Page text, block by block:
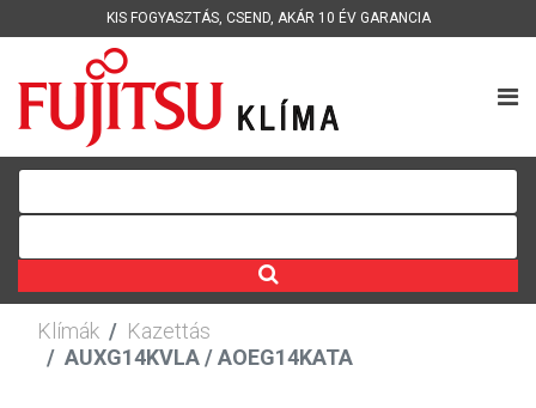
KIS FOGYASZTÁS, CSEND, AKÁR 10 ÉV GARANCIA
Klímák
Kazettás
AUXG14KVLA / AOEG14KATA